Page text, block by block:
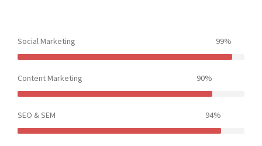
Social Marketing 99%
Content Marketing 90%
SEO & SEM 94%